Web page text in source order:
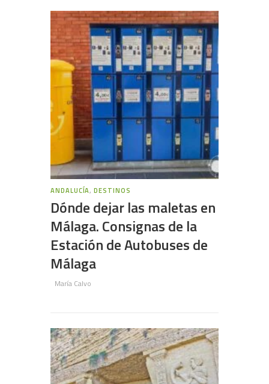
ANDALUCÍA,DESTINOS
Dónde dejar las maletas en
Málaga. Consignas de la
Estación de Autobuses de
Málaga
María Calvo